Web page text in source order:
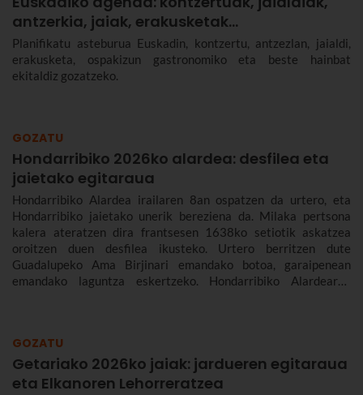
antzerkia, jaiak, erakusketak…
Planifikatu asteburua Euskadin, kontzertu, antzezlan, jaialdi,
erakusketa, ospakizun gastronomiko eta beste hainbat
ekitaldiz gozatzeko.
GOZATU
Hondarribiko 2026ko alardea: desfilea eta
jaietako egitaraua
Hondarribiko Alardea irailaren 8an ospatzen da urtero, eta
Hondarribiko jaietako unerik bereziena da. Milaka pertsona
kalera ateratzen dira frantsesen 1638ko setiotik askatzea
oroitzen duen desfilea ikusteko. Urtero berritzen dute
Guadalupeko Ama Birjinari emandako botoa, garaipenean
emandako laguntza eskertzeko. Hondarribiko Alardearen
GOZATU
Getariako 2026ko jaiak: jardueren egitaraua
eta Elkanoren Lehorreratzea